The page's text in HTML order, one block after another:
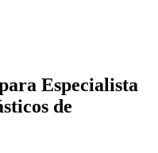
Especialista
de